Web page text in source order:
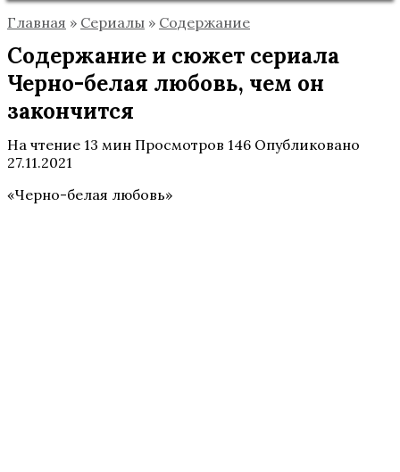
Главная » Сериалы » Содержание
Содержание и сюжет сериала
Черно-белая любовь, чем он
закончится
На чтение 13 мин Просмотров 146 Опубликовано
27.11.2021
«Черно-белая любовь»